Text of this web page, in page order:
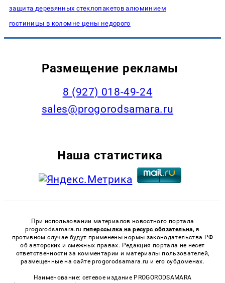
защита деревянных стеклопакетов алюминием
гостиницы в коломне цены недорого
Размещение рекламы
8 (927) 018-49-24
sales@progorodsamara.ru
Наша статистика
При использовании материалов новостного портала
progorodsamara.ru гиперссылка на ресурс обязательна, в
противном случае будут применены нормы законодательства РФ
об авторских и смежных правах. Редакция портала не несет
ответственности за комментарии и материалы пользователей,
размещенные на сайте progorodsamara.ru и его субдоменах.
Наименование: сетевое издание PROGORODSAMARA